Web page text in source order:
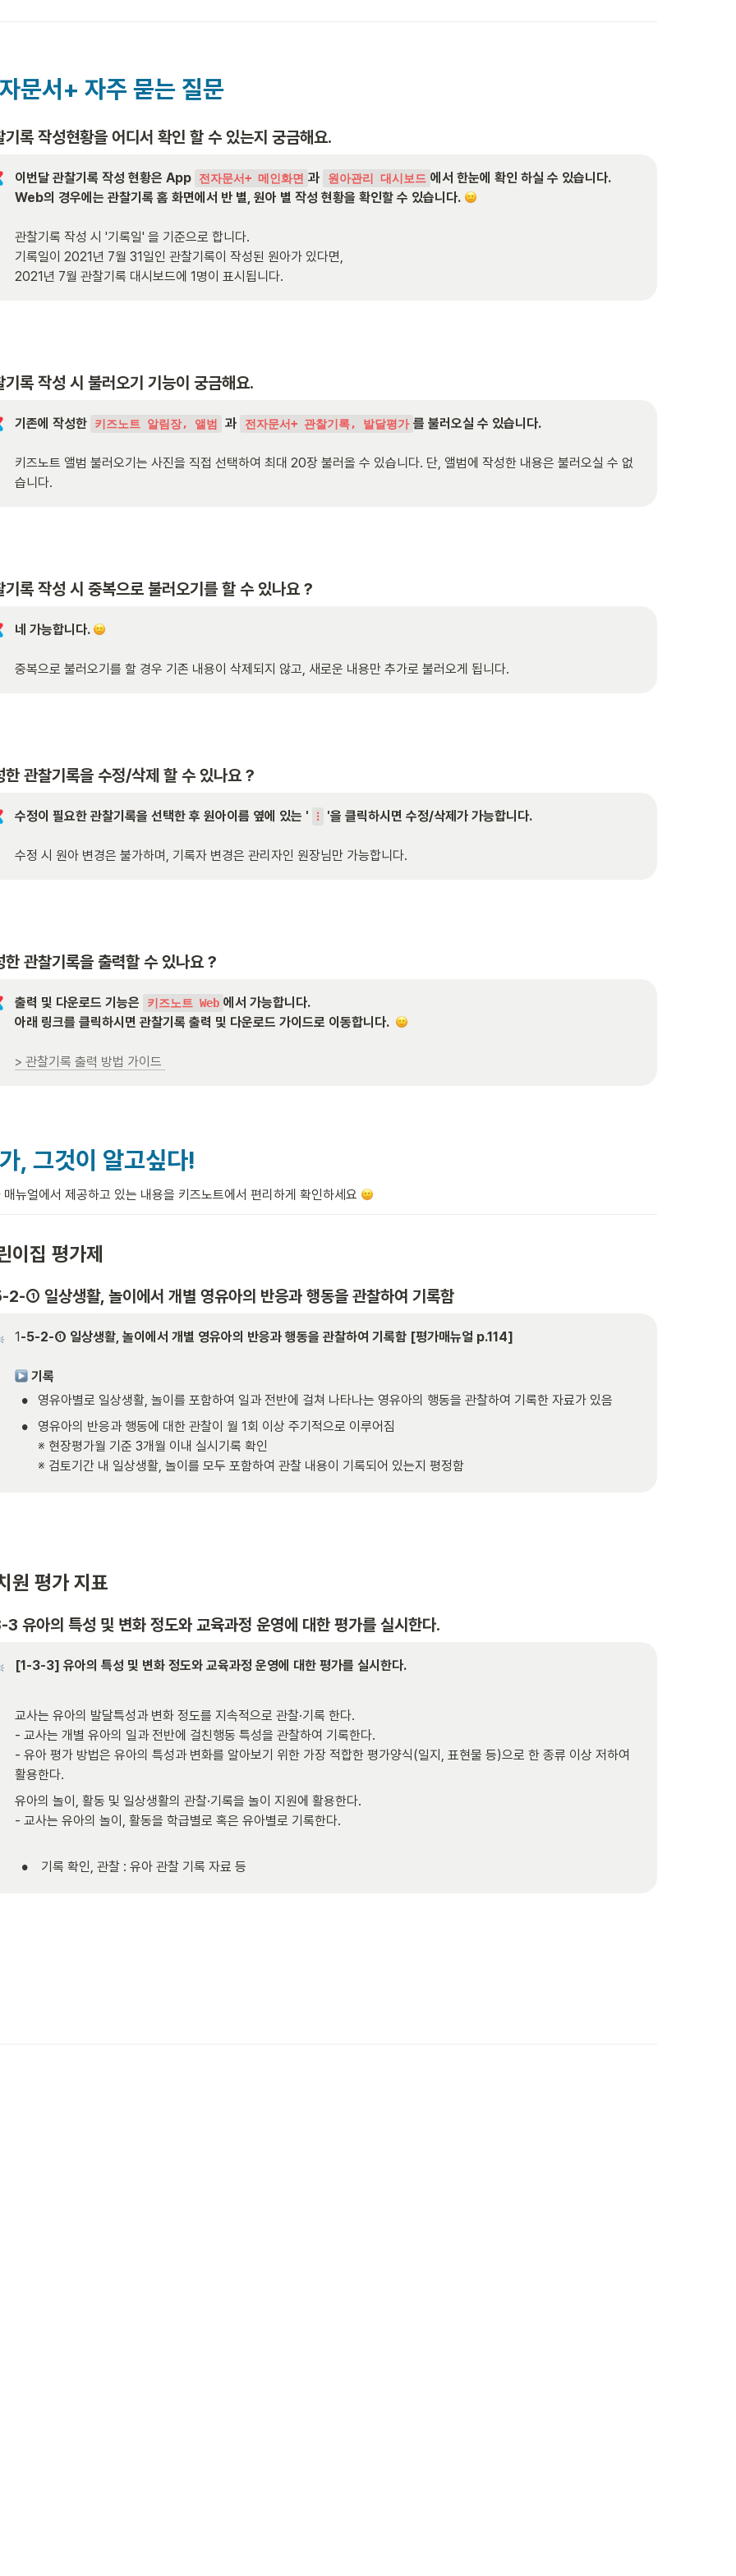
문서+ 자주 묻는 질문
기록 작성현황을 어디서 확인 할 수 있는지 궁금해요.
이번달 관찰기록 작성 현황은 App 전자문서+ 메인화면 과 원아관리 대시보드 에서 한눈에 확인 하실 수 있습니다.
Web의 경우에는 관찰기록 홈 화면에서 반 별, 원아 별 작성 현황을 확인할 수 있습니다.
관찰기록 작성 시 '기록일' 을 기준으로 합니다.
기록일이 2021년 7월 31일인 관찰기록이 작성된 원아가 있다면,
2021년 7월 관찰기록 대시보드에 1명이 표시됩니다.
기록 작성 시 불러오기 기능이 궁금해요.
기존에 작성한 키즈노트 알림장, 앨범 과 전자문서+ 관찰기록, 발달평가 를 불러오실 수 있습니다.
키즈노트 앨범 불러오기는 사진을 직접 선택하여 최대 20장 불러올 수 있습니다. 단, 앨범에 작성한 내용은 불러오실 수 없
습니다.
기록 작성 시 중복으로 불러오기를 할 수 있나요 ?
네 가능합니다.
중복으로 불러오기를 할 경우 기존 내용이 삭제되지 않고, 새로운 내용만 추가로 불러오게 됩니다.
한 관찰기록을 수정/삭제 할 수 있나요 ?
수정이 필요한 관찰기록을 선택한 후 원아이름 옆에 있는 ' ⁝
수정 시 원아 변경은 불가하며, 기록자 변경은 관리자인 원장님만 가능합니다.
한 관찰기록을 출력할 수 있나요 ?
출력 및 다운로드 기능은 키즈노트 Web 에서 가능합니다.
아래 링크를 클릭하시면 관찰기록 출력 및 다운로드 가이드로 이동합니다.
> 관찰기록 출력 방법 가이드
, 그것이 알고싶다!
매뉴얼에서 제공하고 있는 내용을 키즈노트에서 편리하게 확인하세요
이집 평가제
① 일상생활, 놀이에서 개별 영유아의 반응과 행동을 관찰하여 기록함
1 -5-2-① 일상생활, 놀이에서 개별 영유아의 반응과 행동을 관찰하여 기록함 [평가매뉴얼 p.114]
기록
• 영유아별로 일상생활, 놀이를 포함하여 일과 전반에 걸쳐 나타나는 영유아의 행동을 관찰하여 기록한 자료가 있음
•
영유아의 반응과 행동에 대한 관찰이 월 1회 이상 주기적으로 이루어짐
※ 현장평가월 기준 3개월 이내 실시기록 확인
※ 검토기간 내 일상생활, 놀이를 모두 포함하여 관찰 내용이 기록되어 있는지 평정함
원 평가 지표
유아의 특성 및 변화 정도와 교육과정 운영에 대한 평가를 실시한다.
[1-3-3] 유아의 특성 및 변화 정도와 교육과정 운영에 대한 평가를 실시한다.
교사는 유아의 발달특성과 변화 정도를 지속적으로 관찰·기록 한다.
- 교사는 개별 유아의 일과 전반에 걸친행동 특성을 관찰하여 기록한다.
- 유아 평가 방법은 유아의 특성과 변화를 알아보기 위한 가장 적합한 평가양식(일지, 표현물 등)으로 한 종류 이상 저하여
활용한다.
유아의 놀이, 활동 및 일상생활의 관찰·기록을 놀이 지원에 활용한다.
- 교사는 유아의 놀이, 활동을 학급별로 혹은 유아별로 기록한다.
• 기록 확인, 관찰 : 유아 관찰 기록 자료 등